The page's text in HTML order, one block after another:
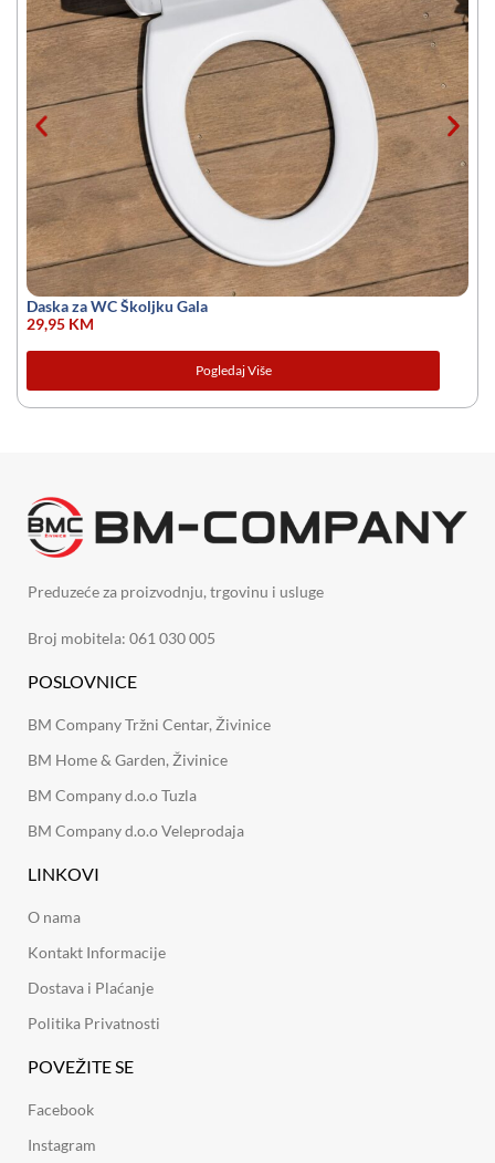
Daska za WC Školjku Gala
29,95 KM
Pogledaj Više
Preduzeće za proizvodnju, trgovinu i usluge
Broj mobitela: 061 030 005
POSLOVNICE
BM Company Tržni Centar, Živinice
BM Home & Garden, Živinice
BM Company d.o.o Tuzla
BM Company d.o.o Veleprodaja
LINKOVI
O nama
Kontakt Informacije
Dostava i Plaćanje
Politika Privatnosti
POVEŽITE SE
Facebook
Instagram